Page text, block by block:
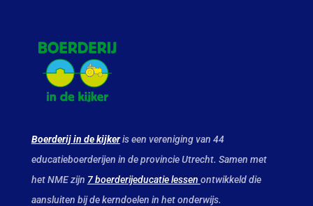
Boerderij in de kijkeris een vereniging van 44
educatieboerderijen in de provincie Utrecht. Samen met
het NME zijn 7 boerderijeducatie lessen ontwikkeld die
aansluiten bij de kerndoelen in het onderwijs.